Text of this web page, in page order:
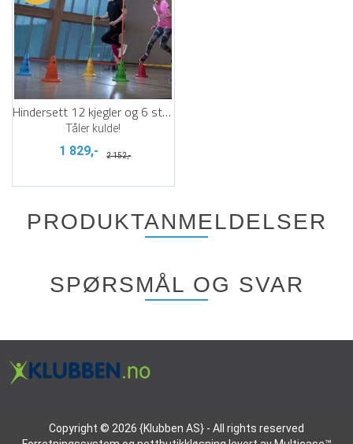
Hindersett 12 kjegler og 6 stenger
Tåler kulde!
1 829,- 2 152,-
PRODUKTANMELDELSER
SPØRSMÅL OG SVAR
Copyright © 2026 {Klubben AS} - All rights reserved